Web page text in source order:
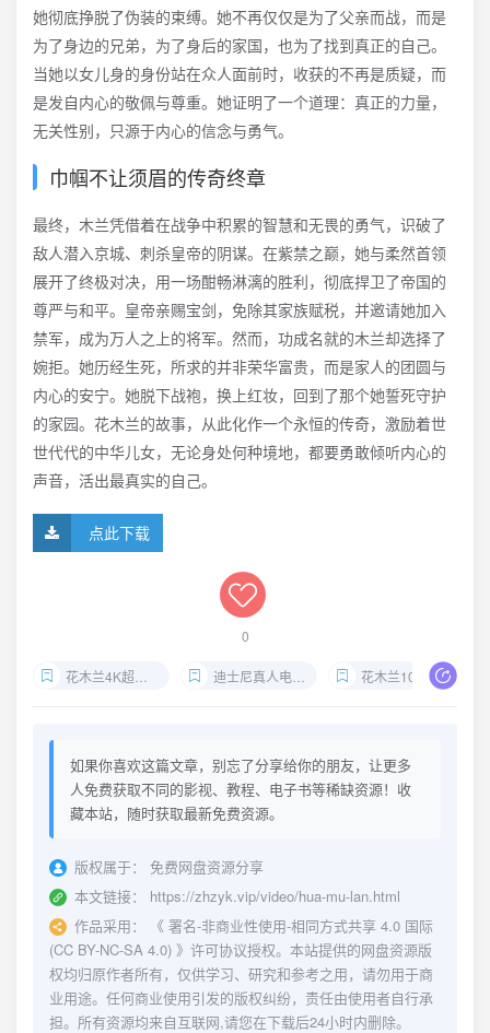
她彻底挣脱了伪装的束缚。她不再仅仅是为了父亲而战，而是
为了身边的兄弟，为了身后的家国，也为了找到真正的自己。
当她以女儿身的身份站在众人面前时，收获的不再是质疑，而
是发自内心的敬佩与尊重。她证明了一个道理：真正的力量，
无关性别，只源于内心的信念与勇气。
巾帼不让须眉的传奇终章
最终，木兰凭借着在战争中积累的智慧和无畏的勇气，识破了
敌人潜入京城、刺杀皇帝的阴谋。在紫禁之巅，她与柔然首领
展开了终极对决，用一场酣畅淋漓的胜利，彻底捍卫了帝国的
尊严与和平。皇帝亲赐宝剑，免除其家族赋税，并邀请她加入
禁军，成为万人之上的将军。然而，功成名就的木兰却选择了
婉拒。她历经生死，所求的并非荣华富贵，而是家人的团圆与
内心的安宁。她脱下战袍，换上红妆，回到了那个她誓死守护
的家园。花木兰的故事，从此化作一个永恒的传奇，激励着世
世代代的中华儿女，无论身处何种境地，都要勇敢倾听内心的
声音，活出最真实的自己。
点此下载
0
花木兰4K超高清中英双字版 迪士尼真人电影花木兰 花木兰1080P高清下载
如果你喜欢这篇文章，别忘了分享给你的朋友，让更多
人免费获取不同的影视、教程、电子书等稀缺资源！收
藏本站，随时获取最新免费资源。
版权属于：
免费网盘资源分享
本文链接：
https://zhzyk.vip/video/hua-mu-lan.html
作品采用：
《 署名-非商业性使用-相同方式共享 4.0 国际
(CC BY-NC-SA 4.0) 》许可协议授权。本站提供的网盘资源版
权均归原作者所有，仅供学习、研究和参考之用，请勿用于商
业用途。任何商业使用引发的版权纠纷，责任由使用者自行承
担。所有资源均来自互联网,请您在下载后24小时内删除。